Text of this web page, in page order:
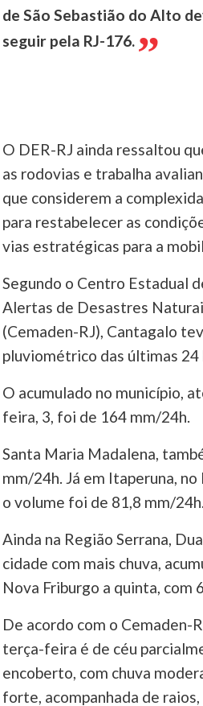
de São Sebastião do Alto
seguir pela RJ-176.
O DER-RJ ainda ressaltou
as rodovias e trabalha
que considerem a
para restabelecer as
vias estratégicas para a
Segundo o Centro Estadual
Alertas de Desastres
(Cemaden-RJ), Cantagalo
pluviométrico das últimas 24
O acumulado no município,
feira, 3, foi de 164 mm/24h.
Santa Maria Madalena,
mm/24h. Já em Itaperuna,
o volume foi de 81,8 mm/24h.
Ainda na Região Serrana,
cidade com mais chuva,
Nova Friburgo a quinta, com
De acordo com o Cemaden-
terça-feira é de céu
encoberto, com chuva
forte, acompanhada de